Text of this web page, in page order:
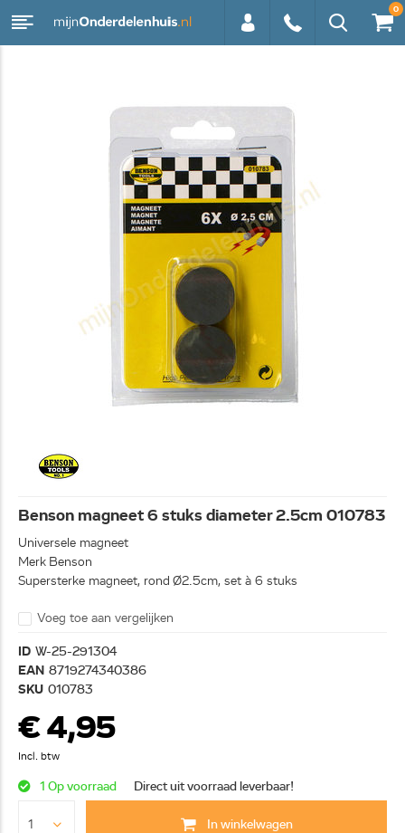
250628
0
Benson magneet 6 stuks diameter 2.5cm 010783
Universele magneet
Merk Benson
Supersterke magneet, rond Ø2.5cm, set à 6 stuks
Voeg toe aan vergelijken
ID W-25-291304
EAN 8719274340386
SKU 010783
€ 4,95
Incl. btw
1 Op voorraad Direct uit voorraad leverbaar!
In winkelwagen